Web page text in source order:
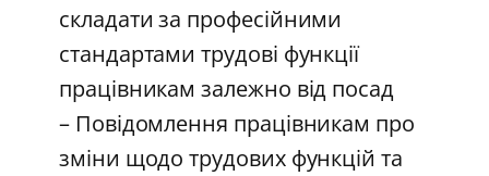
складати за професійними
стандартами трудові функції
працівникам залежно від посад
– Повідомлення працівникам про
зміни щодо трудових функцій та